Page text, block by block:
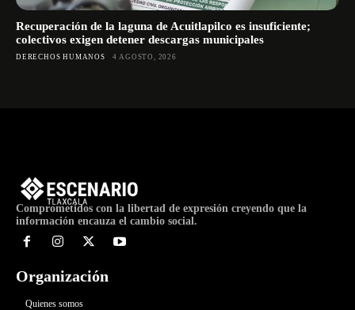
Recuperación de la laguna de Acuitlapilco es insuficiente;
colectivos exigen detener descargas municipales
DERECHOS HUMANOS 4 AGOSTO, 2026
Comprometidos con la libertad de expresión creyendo que la
información encauza el cambio social.
Organización
Quienes somos